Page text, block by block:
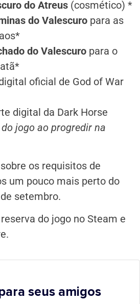
do Atreus (cosmético) *
do Valescuro para as
do Valescuro para o
oficial de God of War
digital da Dark Horse
jogo ao progredir na
os requisitos de
um pouco mais perto do
setembro.
do jogo no Steam e
seus amigos